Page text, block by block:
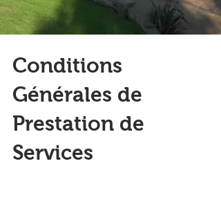
Conditions
Générales de
Prestation de
Services